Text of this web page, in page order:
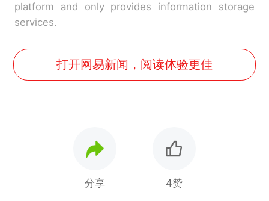
platform and only provides information storage
services.
打开网易新闻，阅读体验更佳
分享 4赞